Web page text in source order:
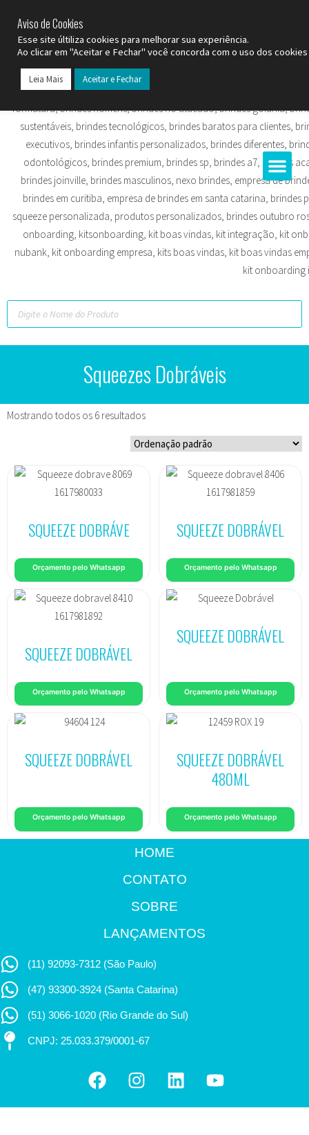
Squeezes Dobráveis
Mostrando todos os 6 resultados
SQUEEZE DOBRÁVE
Orçamento pelo Whatsapp
SQUEEZE DOBRÁVEL
Orçamento pelo Whatsapp
SQUEEZE DOBRÁVEL
Orçamento pelo Whatsapp
SQUEEZE DOBRÁVEL
Orçamento pelo Whatsapp
SQUEEZE DOBRÁVEL
Orçamento pelo Whatsapp
SQUEEZE DOBRÁVEL
480ML
Orçamento pelo Whatsapp
HOME
CONTATO
SOBRE
LANÇAMENTOS
(11) 92093-7312 (São Paulo)
(47) 93300-3924 (Santa Catarina)
(51) 3066-1020 (Rio Grande do Sul)
CNPJ: 25.033.379/0001-67
Aviso de Cookies
Esse site últiliza cookies para melhorar sua experiência.
Ao clicar em "Aceitar e Fechar" você concorda com o uso dos
Leia Mais Aceitar e Fechar